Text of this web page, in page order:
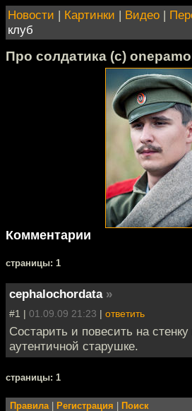
Новости | Картинки | Видео |
клуб
Про солдатика (с)
Комментарии
cтраницы: 1
cephalochordata »
#1 | 01.09.09 21:23 | ответить
Состарить и повесить на стенку
аутентичной старушке.
cтраницы: 1
Правила Регистрация Поиск